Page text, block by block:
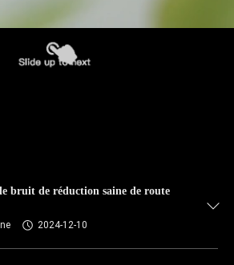
bruit de réduction saine de route
2024-12-10